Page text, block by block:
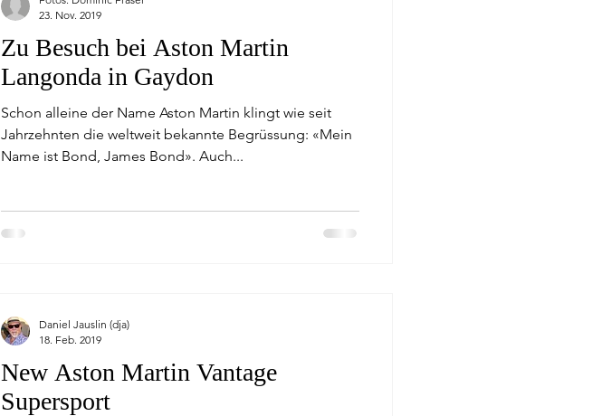
Zu Besuch bei Aston Martin
Langonda in Gaydon
Schon alleine der Name Aston Martin klingt wie seit
Jahrzehnten die weltweit bekannte Begrüssung: «Mein
Name ist Bond, James Bond». Auch...
23. Nov. 2019
New Aston Martin Vantage
Supersport
Daniel Jauslin (dja)
18. Feb. 2019